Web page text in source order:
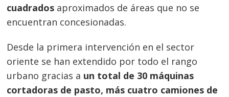
cuadrados aproximados de áreas que no se
encuentran concesionadas.
Desde la primera intervención en el sector
oriente se han extendido por todo el rango
urbano gracias a un total de 30 máquinas
cortadoras de pasto, más cuatro camiones de